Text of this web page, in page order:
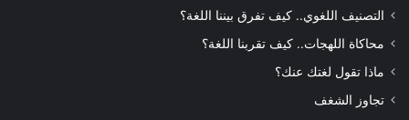
التصنيف اللغوي.. كيف تفرق بيننا اللغة؟
محاكاة اللهجات.. كيف تقربنا اللغة؟
ماذا تقول لغتك عنك؟
تجاوز الشغف